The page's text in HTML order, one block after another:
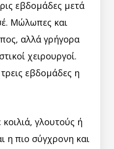
εβδομάδες μετά
Μώλωπες και
αλλά γρήγορα
χειρουργοί.
εβδομάδες η
γλουτούς ή
η πιο σύγχρονη και